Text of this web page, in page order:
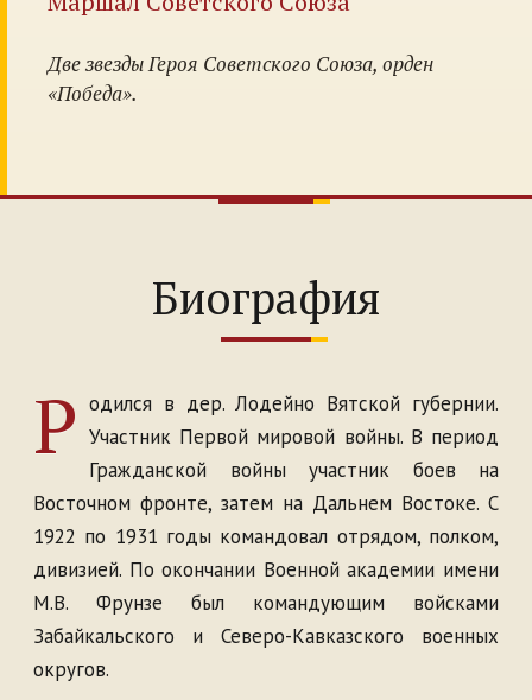
Две звезды Героя Советского Союза, орден
«Победа».
Биография
Р одился в дер. Лодейно Вятской губернии.
Участник Первой мировой войны. В период
Гражданской войны участник боев на
Восточном фронте, затем на Дальнем Востоке. С
1922 по 1931 годы командовал отрядом, полком,
дивизией. По окончании Военной академии имени
М.В. Фрунзе был командующим войсками
Забайкальского и Северо-Кавказского военных
округов.